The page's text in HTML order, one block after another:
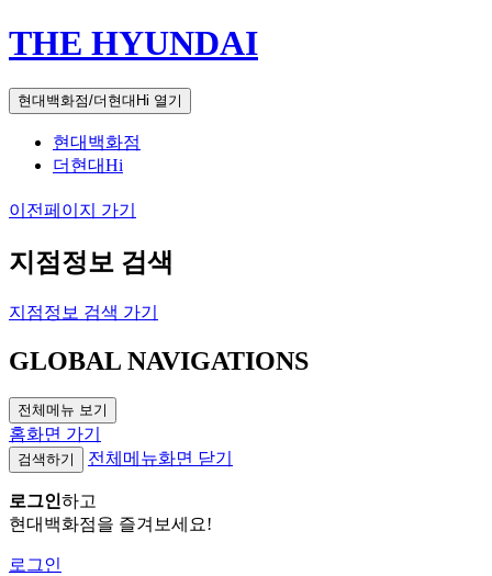
THE HYUNDAI
현대백화점/더현대Hi 열기
현대백화점
더현대Hi
이전페이지 가기
지점정보 검색
지점정보 검색 가기
GLOBAL NAVIGATIONS
전체메뉴 보기
홈화면 가기
검색하기 전체메뉴화면 닫기
로그인하고
현대백화점을 즐겨보세요!
로그인